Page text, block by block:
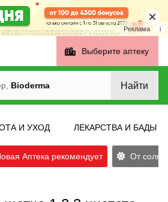
Реклама i
Выберите аптеку
Bioderma Найти
И УХОД ЛЕКАРСТВА И БАДЫ
Аптека рекомендует От